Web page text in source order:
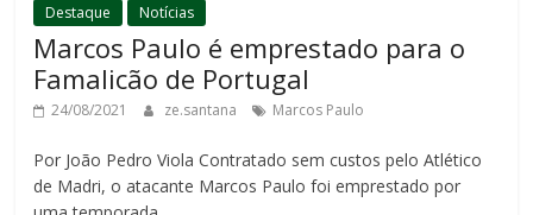
Destaque Notícias
Marcos Paulo é emprestado para o
Famalicão de Portugal
24/08/2021 ze.santana Marcos Paulo
Por João Pedro Viola Contratado sem custos pelo Atlético
de Madri, o atacante Marcos Paulo foi emprestado por